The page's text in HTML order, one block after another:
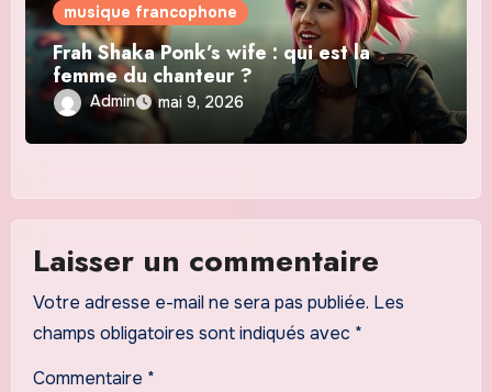
musique francophone
Frah Shaka Ponk’s wife : qui est la
femme du chanteur ?
Admin mai 9, 2026
Laisser un commentaire
Votre adresse e-mail ne sera pas publiée. Les
champs obligatoires sont indiqués avec *
Commentaire *